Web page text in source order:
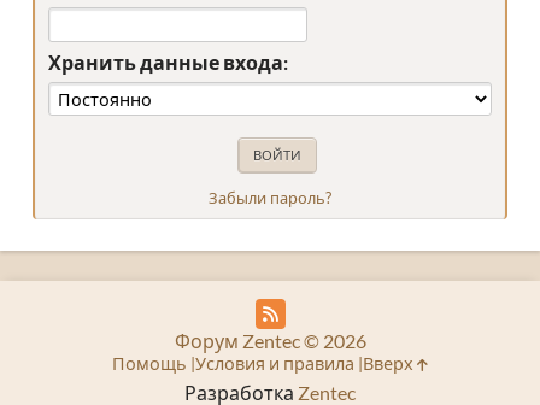
Хранить данные входа:
Забыли пароль?
Разработка Zentec
Форум Zentec © 2026
Помощь Условия и правила Вверх